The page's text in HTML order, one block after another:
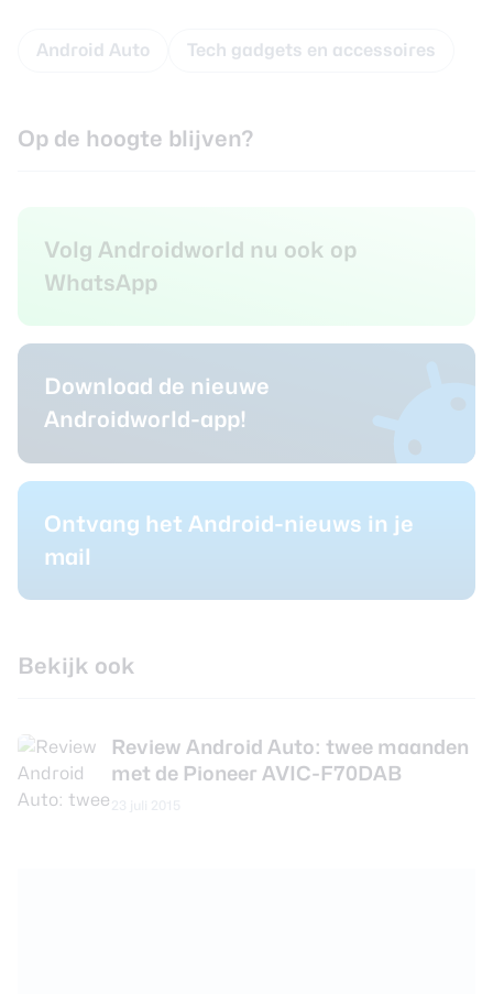
Android Auto Tech gadgets en accessoires
Op de hoogte blijven?
Volg Androidworld nu ook op
WhatsApp
Download de nieuwe
Androidworld-app!
Ontvang het Android-nieuws in je
mail
Bekijk ook
Review Android Auto: twee maanden
met de Pioneer AVIC-F70DAB